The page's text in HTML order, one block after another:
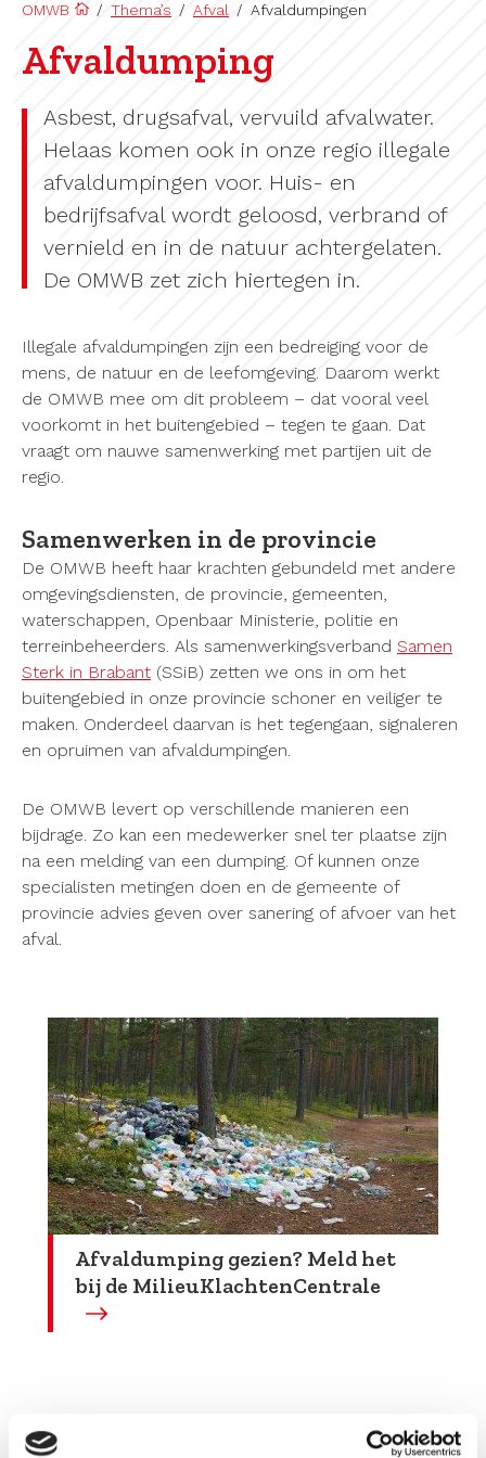
OMWB / Thema’s / Afval / Afvaldumpingen
Afvaldumping
Asbest, drugsafval, vervuild afvalwater.
Helaas komen ook in onze regio illegale
afvaldumpingen voor. Huis- en
bedrijfsafval wordt geloosd, verbrand of
vernield en in de natuur achtergelaten.
De OMWB zet zich hiertegen in.
Illegale afvaldumpingen zijn een bedreiging voor de
mens, de natuur en de leefomgeving. Daarom werkt
de OMWB mee om dit probleem – dat vooral veel
voorkomt in het buitengebied – tegen te gaan. Dat
vraagt om nauwe samenwerking met partijen uit de
regio.
Samenwerken in de provincie
De OMWB heeft haar krachten gebundeld met andere
omgevingsdiensten, de provincie, gemeenten,
waterschappen, Openbaar Ministerie, politie en
terreinbeheerders. Als samenwerkingsverband Samen
Sterk in Brabant (SSiB) zetten we ons in om het
buitengebied in onze provincie schoner en veiliger te
maken. Onderdeel daarvan is het tegengaan, signaleren
en opruimen van afvaldumpingen.
De OMWB levert op verschillende manieren een
bijdrage. Zo kan een medewerker snel ter plaatse zijn
na een melding van een dumping. Of kunnen onze
specialisten metingen doen en de gemeente of
provincie advies geven over sanering of afvoer van het
afval.
Afvaldumping gezien? Meld het
bij de MilieuKlachtenCentrale